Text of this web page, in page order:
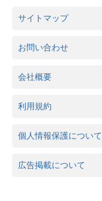
サイトマップ
お問い合わせ
会社概要
利用規約
個人情報保護について
広告掲載について